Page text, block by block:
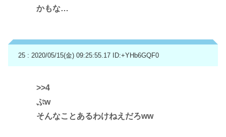
かもな…
25 : 2020/05/15(金) 09:25:55.17 ID:+YHb6GQF0
>>4
ぷw
そんなことあるわけねえだろww